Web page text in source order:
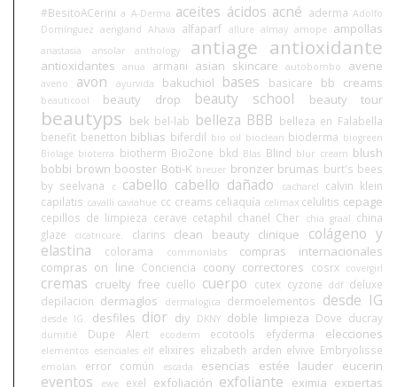
#BesitoACerini a A-Derma aceites ácidos acné aderma Adolfo
Domínguez aengland Ahava alfaparf allure almay amope ampollas
anastasia ansolar anthology antiage antioxidante
antioxidantes anua armani asian skincare autobombo avene
aveno avon ayurvida bakuchiol bases basicare bb creams
beauticool beauty drop beauty school beauty tour
beautyps bek bel-lab belleza BBB belleza en Falabella
benefit benetton biblias biferdil bio oil bioclean bioderma biogreen
Biolage bioterra biotherm BioZone bkd Blas Blind blur cream blush
bobbi brown booster Boti-K breuer bronzer brumas burt's bees
by seelvana
c cabello cabello dañado cacharel
calvin klein
capilatis cavalli caviahue cc creams celiaquía celimax celulitis cepage
cepillos de limpieza cerave cetaphil chanel Cher chia graal china
glaze
cicatricure. clarins clean beauty clinique
colágeno y
elastina
colorama commonlabs
compras internacionales
compras on line Conciencia coony correctores cosrx covergirl
cremas cruelty free cuello cuerpo cutex cyzone ddf deluxe
depilacion dermaglos dermalogica dermoelementos desde IG
desde IG. desfiles dior diy DKNY doble limpieza Dove ducray
dumitié Dupe Alert ecoderm ecotools efyderma elecciones
elementos esenciales elf elixires elizabeth arden elvive Embryolisse
emolan error común escada esencias estée lauder eucerin
eventos ewe exel exfoliación exfoliante eximia expertas